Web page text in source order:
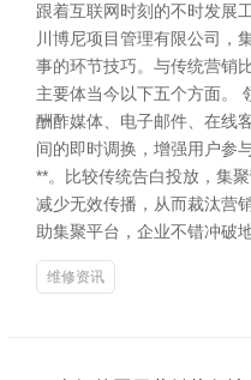
跟着互联网时刻的不时发展
川博尼项目管理有限公司，
事的环节技巧。与传统营销
主要体当今以下五个方面。
酬酢媒体、电子邮件、在线
间的即时调换，增强用户参
**。比较传统告白投放，集
减少无效传播，从而裁汰营
助集聚平台，企业不错冲破
维修资讯